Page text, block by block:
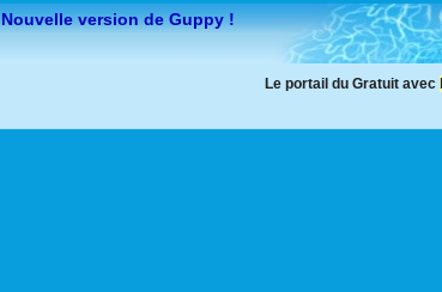
Nouvelle version de Guppy !
Le portail du Gratuit avec